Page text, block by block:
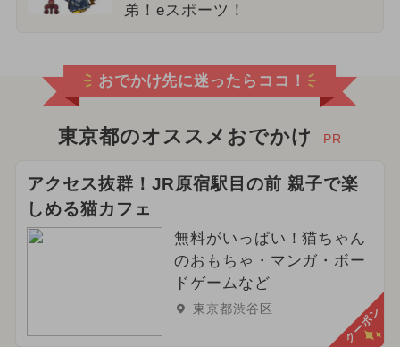
弟！eスポーツ！
おでかけ先に迷ったらココ！
東京都のオススメおでかけ PR
アクセス抜群！JR原宿駅目の前 親子で楽
しめる猫カフェ
無料がいっぱい！猫ちゃん
のおもちゃ・マンガ・ボー
ドゲームなど
東京都渋谷区 クーポン